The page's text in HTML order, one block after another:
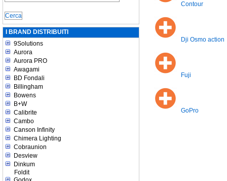
I BRAND DISTRIBUITI
9Solutions
Aurora
Aurora PRO
Awagami
BD Fondali
Billingham
Bowens
B+W
Calibrite
Cambo
Canson Infinity
Chimera Lighting
Cobraunion
Desview
Dinkum
Foldit
Contour
Dji Osmo action
Fuji
GoPro